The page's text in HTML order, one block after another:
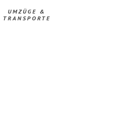
UMZÜGE &
TRANSPORTE